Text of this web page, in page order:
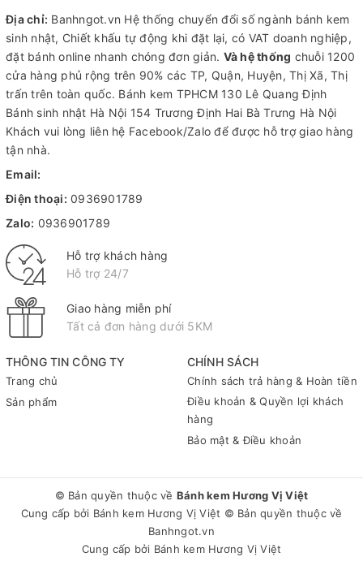
THÔNG TIN CÔNG TY
Trang chủ
Sản phẩm
CHÍNH SÁCH
Chính sách trả hàng & Hoàn tiền
Điều khoản & Quyền lợi khách
hàng
Bảo mật & Điều khoản
Địa chỉ: Banhngot.vn Hệ thống chuyển đổi số ngành bánh kem
sinh nhật, Chiết khấu tự động khi đặt lại, có VAT doanh nghiệp,
đặt bánh online nhanh chóng đơn giản. Và hệ thống chuỗi 1200
cửa hàng phủ rộng trên 90% các TP, Quận, Huyện, Thị Xã, Thị
trấn trên toàn quốc. Bánh kem TPHCM130 Lê Quang Định
Bánh sinh nhật Hà Nội 154 Trương Định Hai Bà Trưng Hà Nội
Khách vui lòng liên hệ Facebook/Zalo để được hỗ trợ giao hàng
tận nhà.
Email:
Điện thoại: 0936901789
Zalo: 0936901789
Hỗ trợ khách hàng
Hỗ trợ 24/7
Giao hàng miễn phí
Tất cả đơn hàng dưới 5KM
© Bản quyền thuộc về Bánh kem Hương Vị Việt
Cung cấp bởi Bánh kem Hương Vị Việt © Bản quyền thuộc về
Banhngot.vn
Cung cấp bởi Bánh kem Hương Vị Việt